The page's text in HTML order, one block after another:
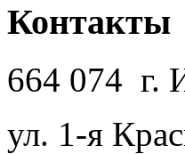
Контакты
664 074 г.
ул. 1-я